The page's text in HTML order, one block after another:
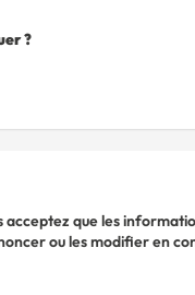
?
acceptez que les
ou les modifier en